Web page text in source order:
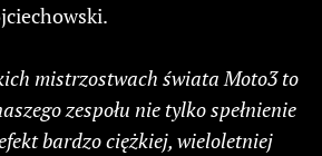
mistrzostwach świata Moto3 to
zespołu nie tylko spełnienie
bardzo ciężkiej, wieloletniej